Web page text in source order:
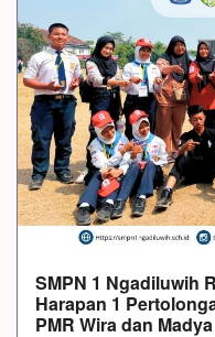
SMPN 1 Ngadiluwih
Harapan 1
PMR Wira dan